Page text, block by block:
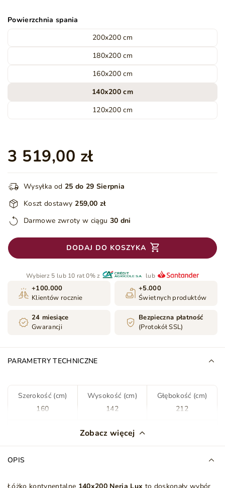
Powierzchnia spania
200x200 cm
180x200 cm
160x200 cm
140x200 cm
120x200 cm
3 519,00 zł
Wysyłka od 25 do 29 Sierpnia
Koszt dostawy 259,00 zł
Darmowe zwroty w ciągu 30 dni
DODAJ DO KOSZYKA
Wybierz 5 lub 10 rat 0% z lub
+100.000
Klientów rocznie
+5.000
Świetnych produktów
24 miesiące
Gwarancji
Bezpieczna płatność
(Protokół SSL)
PARAMETRY TECHNICZNE
Szerokość (cm)
160
Wysokość (cm)
142
Głębokość (cm)
212
Brązowy
Zobacz więcej
OPIS
Łóżko kontynentalne 140x200 Neria Lux to doskonały wybór